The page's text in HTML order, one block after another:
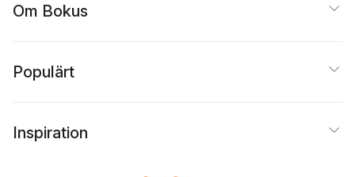
Om Bokus
Populärt
Inspiration